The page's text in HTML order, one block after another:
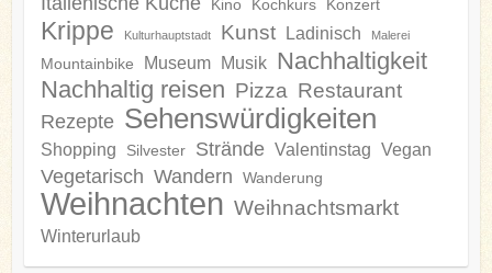
Kino Kochkurs Konzert
Krippe Kulturhauptstadt Kunst Ladinisch Malerei
Mountainbike Museum Musik Nachhaltigkeit
Nachhaltig reisen Pizza Restaurant
Rezepte Sehenswürdigkeiten
Shopping Silvester Strände Valentinstag Vegan
Vegetarisch Wandern Wanderung
Weihnachten Weihnachtsmarkt
Winterurlaub